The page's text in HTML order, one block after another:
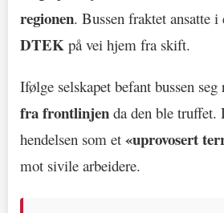
regionen. Bussen fraktet ansatte i
DTEK på vei hjem fra skift.
Ifølge selskapet befant bussen seg
fra frontlinjen da den ble
hendelsen som et «uprovosert
mot sivile arbeidere.